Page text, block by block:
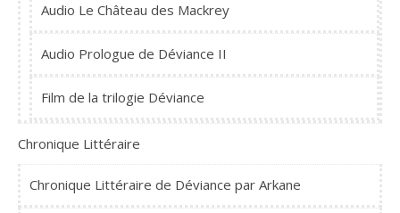
Audio Le Château des Mackrey
Audio Prologue de Déviance II
Film de la trilogie Déviance
Chronique Littéraire
Chronique Littéraire de Déviance par Arkane